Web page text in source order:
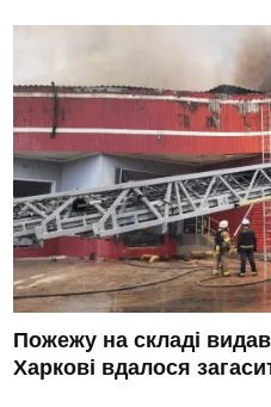
Пожежу на складі
Харкові вдалося